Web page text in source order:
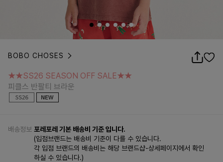
BOBO CHOSES
피클스 반팔티 브라운
★★SS26 SEASON OFF SALE★★
피클스 반팔티 브라운
배송정보 포레포레 기본 배송비 기준 입니다.
(입점브랜드는 배송비 기준이 다를 수 있습니다.
각 입점 브랜드의 배송비는 해당 브랜드샵-상세페이지에서 확인
하실 수 있습니다.)